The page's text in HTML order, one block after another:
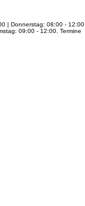
| Donnerstag: 08:00 - 12:00
09:00 - 12:00. Termine